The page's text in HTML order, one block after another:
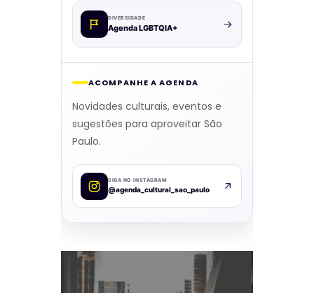
DIVERSIDADE
Agenda LGBTQIA+
ACOMPANHE A AGENDA
Novidades culturais, eventos e
sugestões para aproveitar São
Paulo.
SIGA NO INSTAGRAM
@agenda_cultural_sao_paulo